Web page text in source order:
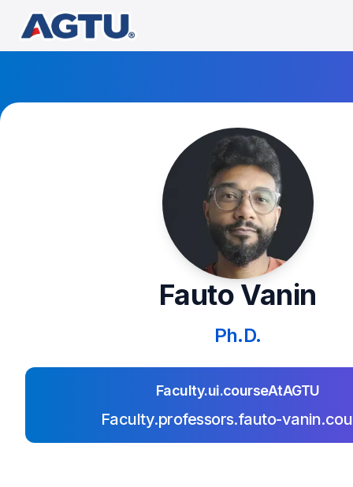
Fauto Vanin
Ph.D.
Faculty.ui.courseAtAGTU
Faculty.professors.fauto-